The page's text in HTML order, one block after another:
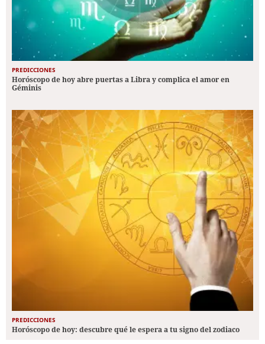
PREDICCIONES
Horóscopo de hoy abre puertas a Libra y complica el amor en
Géminis
PREDICCIONES
Horóscopo de hoy: descubre qué le espera a tu signo del zodiaco